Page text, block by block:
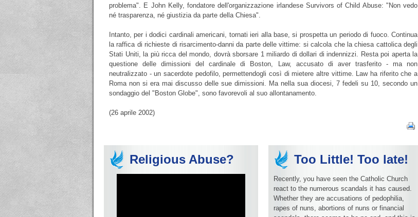
problema". E John Kelly, fondatore dell'organizzazione irlandese Survivors of Child Abuse: "Non vedo
né trasparenza, né giustizia da parte della Chiesa".
Intanto, per i dodici cardinali americani, tornati ieri alla base, si prospetta un periodo di fuoco. Continua
la raffica di richieste di risarcimento-danni da parte delle vittime: si calcola che la chiesa cattolica degli
Stati Uniti, la più ricca del mondo, dovrà sborsare 1 miliardo di dollari di indennizzi. Resta poi aperta la
questione delle dimissioni del cardinale di Boston, Law, accusato di aver trasferito - ma non
neutralizzato - un sacerdote pedofilo, permettendogli così di mietere altre vittime. Law ha riferito che a
Roma non si era mai discusso delle sue dimissioni. Ma nella sua diocesi, 7 fedeli su 10, secondo un
sondaggio del "Boston Globe", sono favorevoli al suo allontanamento.
(26 aprile 2002)
Religious Abuse? Too Little! Too late!
Recently, you have seen the Catholic Church
react to the numerous scandals it has caused.
Whether they are accusations of pedophilia,
rapes of nuns, abortions of nuns or financial